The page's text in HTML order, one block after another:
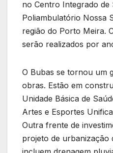
no Centro Integrado de
Poliambulatório Nossa
região do Porto Meira.
serão realizados por
O Bubas se tornou um
obras. Estão em
Unidade Básica de
Artes e Esportes
Outra frente de
projeto de urbanização